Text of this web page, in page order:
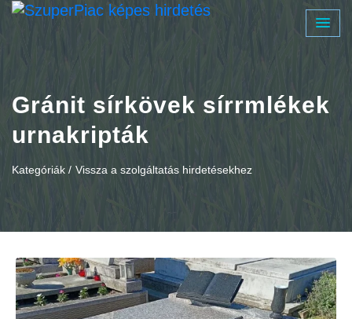
Gránit sírkövek sírrmlékek
urnakripták
Kategóriák / Vissza a szolgáltatás hirdetésekhez